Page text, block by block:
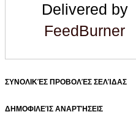
Delivered by
FeedBurner
ΣΥΝΟΛΙΚΈΣ ΠΡΟΒΟΛΈΣ ΣΕΛΊΔΑΣ
ΔΗΜΟΦΙΛΕΊΣ ΑΝΑΡΤΉΣΕΙΣ